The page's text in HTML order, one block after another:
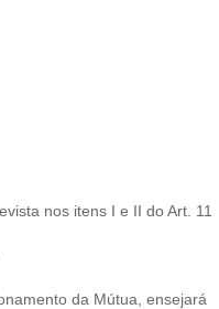
nos itens I e II do Art. 11
da Mútua, ensejará